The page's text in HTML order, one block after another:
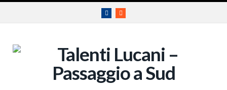
Facebook
RSS